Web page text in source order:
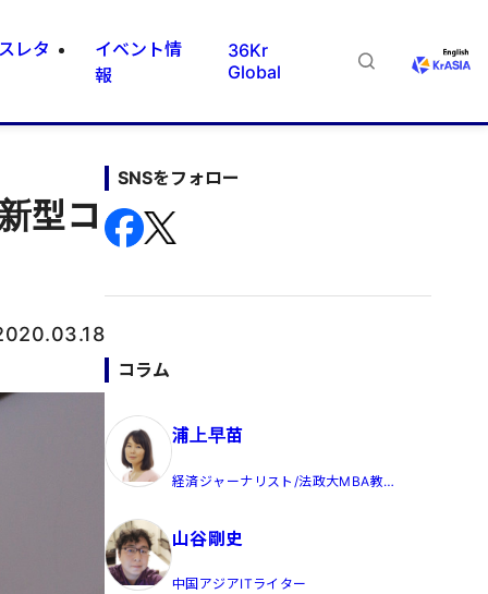
レタ
イベント情
報
36Kr
Global
型コ
SNSをフォロー
コラム
浦上早苗
経済ジャーナリスト/法政大MBA教
山谷剛史
中国アジアITライター